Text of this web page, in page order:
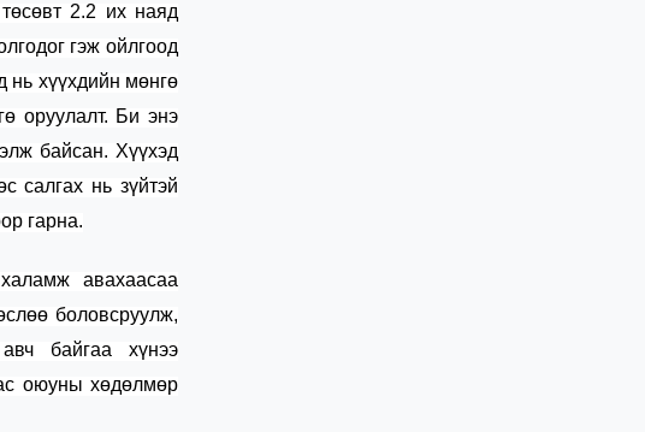
2.2 их наяд
гэж ойлгоод
нь хүүхдийн мөнгө
оруулалт. Би энэ
байсан. Хүүхэд
салгах нь зүйтэй
гарна.
халамж авахаасаа
боловсруулж,
байгаа хүнээ
оюуныхөдөлмөр